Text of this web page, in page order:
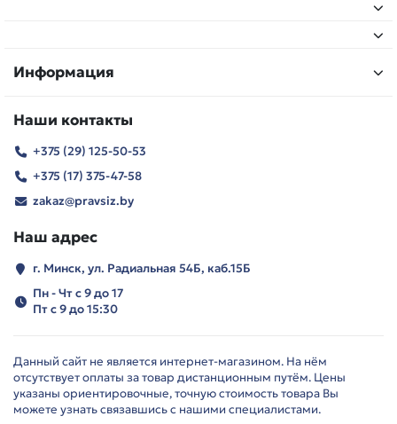
Информация
Наши контакты
+375 (29) 125-50-53
+375 (17) 375-47-58
zakaz@pravsiz.by
Наш адрес
г. Минск, ул. Радиальная 54Б, каб.15Б
Пн - Чт с 9 до 17
Пт с 9 до 15:30
Данный сайт не является интернет-магазином. На нём
отсутствует оплаты за товар дистанционным путём. Цены
указаны ориентировочные, точную стоимость товара Вы
можете узнать связавшись с нашими специалистами.